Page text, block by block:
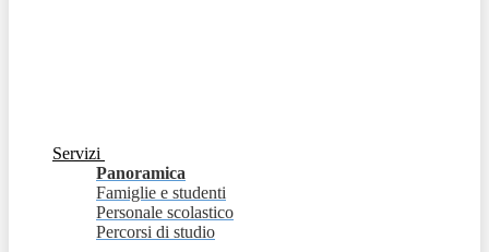
Servizi
Panoramica
Famiglie e studenti
Personale scolastico
Percorsi di studio